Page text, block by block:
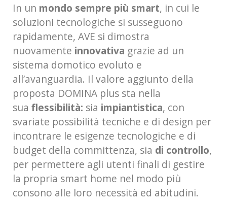
In un mondo sempre più smart, in cui le
soluzioni tecnologiche si susseguono
rapidamente, AVE si dimostra
nuovamente innovativa grazie ad un
sistema domotico evoluto e
all’avanguardia. Il valore aggiunto della
proposta DOMINA plus sta nella
sua flessibilità: sia impiantistica, con
svariate possibilità tecniche e di design per
incontrare le esigenze tecnologiche e di
budget della committenza, sia di controllo,
per permettere agli utenti finali di gestire
la propria smart home nel modo più
consono alle loro necessità ed abitudini.